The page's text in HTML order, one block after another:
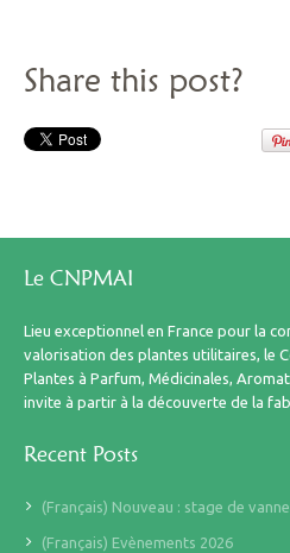
Share this post?
Le CNPMAI
Lieu exceptionnel en France pour la
valorisation des plantes utilitaires, le
Plantes à Parfum, Médicinales,
invite à partir à la découverte de la
Recent Posts
(Français) Nouveau : stage de
(Français) Evènements 2026